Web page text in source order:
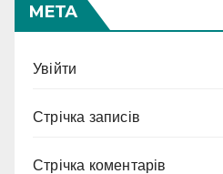
МЕТА
Увійти
Стрічка записів
Стрічка коментарів